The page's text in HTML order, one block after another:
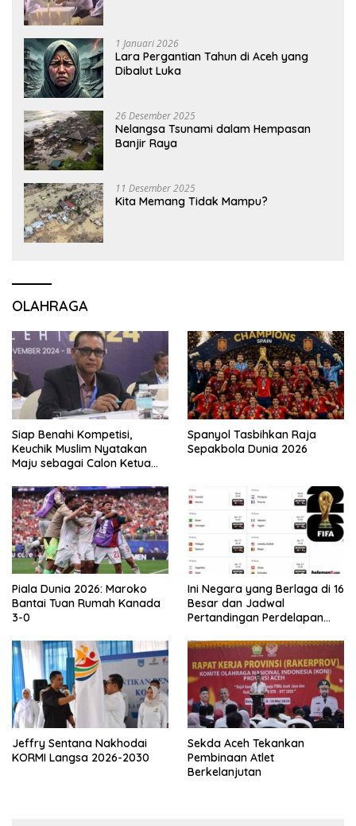
1 Januari 2026
Lara Pergantian Tahun di Aceh yang
Dibalut Luka
26 Desember 2025
Nelangsa Tsunami dalam Hempasan
Banjir Raya
11 Desember 2025
Kita Memang Tidak Mampu?
OLAHRAGA
Siap Benahi Kompetisi,
Keuchik Muslim Nyatakan
Maju sebagai Calon Ketua
Spanyol Tasbihkan Raja
Sepakbola Dunia 2026
Piala Dunia 2026: Maroko
Bantai Tuan Rumah Kanada
3-0
Ini Negara yang Berlaga di 16
Besar dan Jadwal
Pertandingan Perdelapan
Jeffry Sentana Nakhodai
KORMI Langsa 2026-2030
Sekda Aceh Tekankan
Pembinaan Atlet
Berkelanjutan